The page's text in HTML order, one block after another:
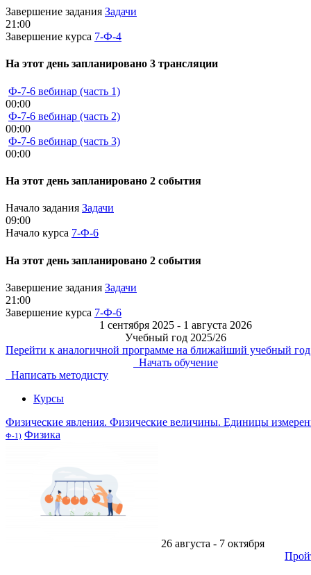
Завершение задания Задачи
21:00
Завершение курса 7-Ф-4
На этот день запланировано 3 трансляции
Ф-7-6 вебинар (часть 1)
00:00
Ф-7-6 вебинар (часть 2)
00:00
Ф-7-6 вебинар (часть 3)
00:00
На этот день запланировано 2 события
Начало задания Задачи
09:00
Начало курса 7-Ф-6
На этот день запланировано 2 события
Завершение задания Задачи
21:00
Завершение курса 7-Ф-6
1 сентября 2025 - 1 августа 2026
Учебный год 2025/26
Перейти к аналогичной программе на ближайший учебный год
Начать обучение
Написать методисту
Курсы
Физические явления. Физические величины. Единицы
Ф-1) Физика
26 августа - 7 октября